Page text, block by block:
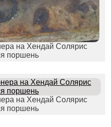
на Хендай Солярис
поршень
на Хендай Солярис
поршень